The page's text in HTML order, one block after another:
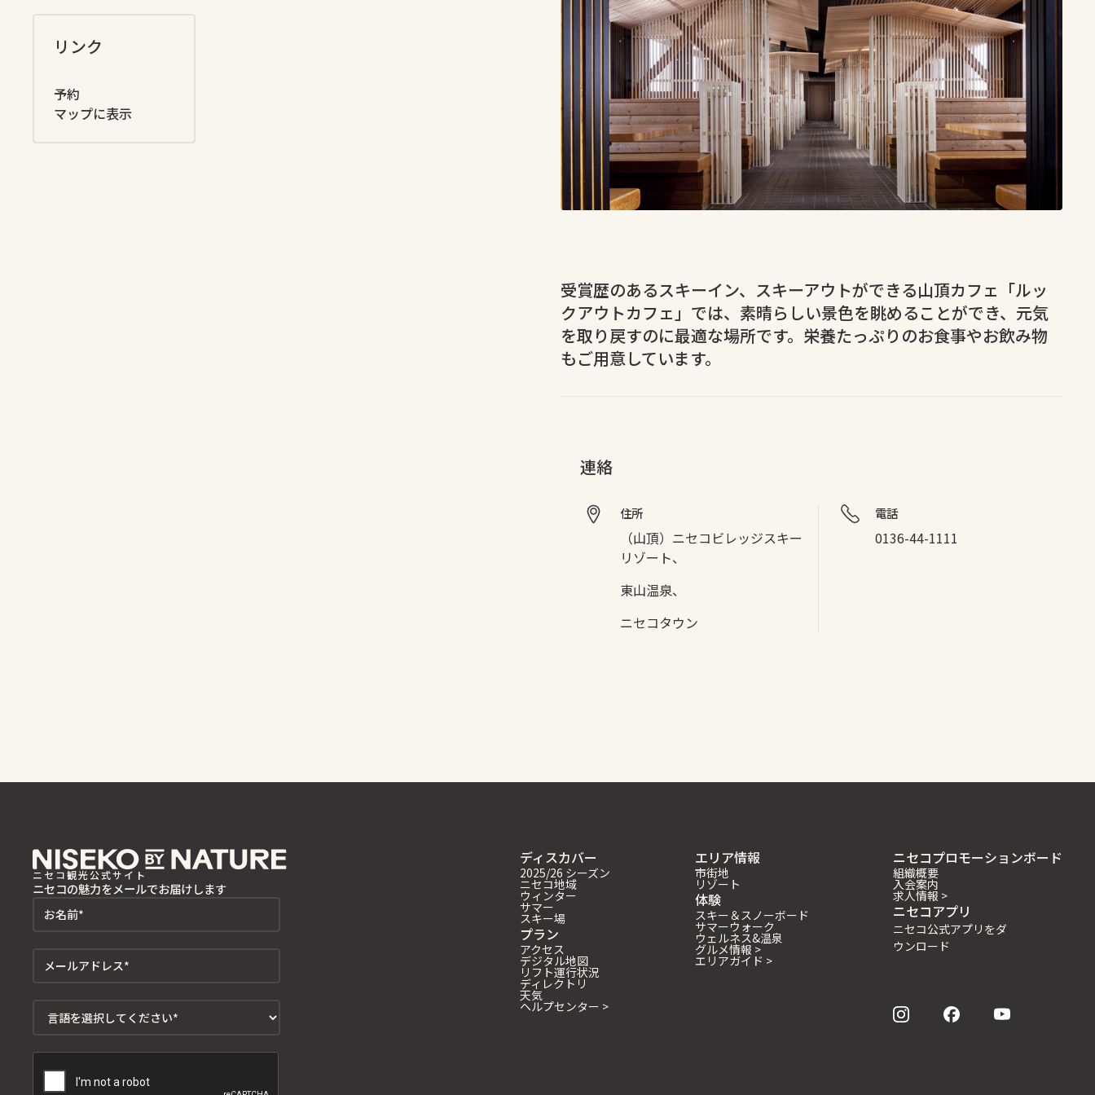
リンク
予約
マップに表示
受賞歴のあるスキーイン、スキーアウトができる山頂カフェ「ルッ
クアウトカフェ」では、素晴らしい景色を眺めることができ、元気
を取り戻すのに最適な場所です。栄養たっぷりのお食事やお飲み物
もご用意しています。
連絡
住所
（山頂）ニセコビレッジスキー
リゾート、
東山温泉、
ニセコタウン
電話
0136-44-1111
ニセコ観光公式サイト
ニセコの魅力をメールでお届けします
ディスカバー
2025/26 シーズン
ニセコ地域
ウィンター
サマー
スキー場
プラン
アクセス
デジタル地図
リフト運行状況
ディレクトリ
天気
ヘルプセンター >
エリア情報
市街地
リゾート
体験
スキー＆スノーボード
サマーウォーク
ウェルネス&温泉
グルメ情報 >
エリアガイド >
ニセコプロモーションボード
組織概要
入会案内
求人情報 >
ニセコアプリ
ニセコ公式アプリをダ
ウンロード